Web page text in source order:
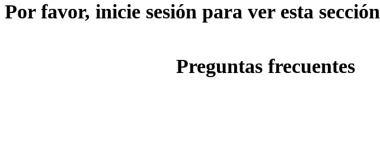
Por favor, inicie sesión para ver esta sección
Preguntas frecuentes